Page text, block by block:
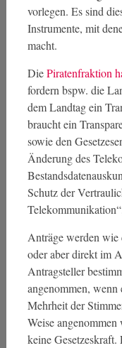
vorlegen. Es sind
Instrumente, mit
macht.
DiePiratenfraktion
fordern bspw. die
dem Landtag ein
braucht ein
sowie den
Änderung des
Schutz der
Anträge werden wie
oder aber direkt im
Antragsteller
angenommen,
Mehrheit der
Weise
keine Gesetzeskraft.